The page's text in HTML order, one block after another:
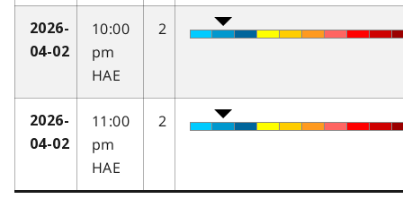
2026-
04-02
10:00
pm
HAE
2
2026-
04-02
11:00
pm
HAE
2